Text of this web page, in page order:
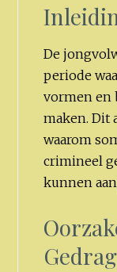
De
periode
vormen en
maken. Dit
waarom
crimineel
kunnen
Gedrag